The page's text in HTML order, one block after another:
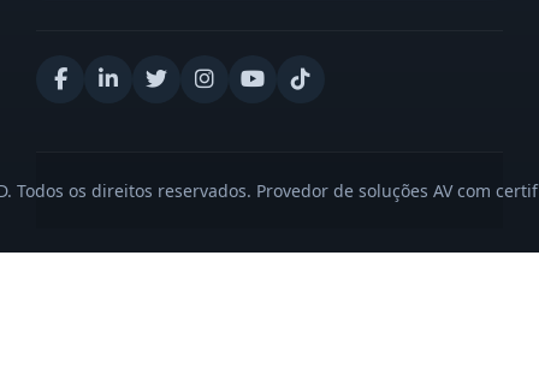
Todos os direitos reservados. Provedor de soluções AV com